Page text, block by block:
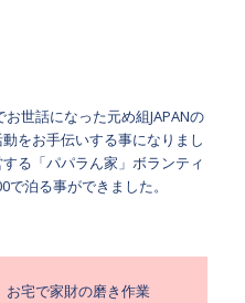
世話になった元め組JAPANの
をお手伝いする事になりまし
る「パパラん家」ボランティ
泊る事ができました。
お宅で家財の磨き作業